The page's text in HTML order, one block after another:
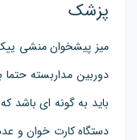
پزشک
میز پیشخوان منشی
دوربین مداربسته
باید به گونه ای
دستگاه کارت خوان و